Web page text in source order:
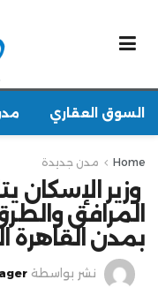
السوق العقاري
Home مدن جديدة
وزير
المرافق
بمدن القاهرة
نشر بواسطة